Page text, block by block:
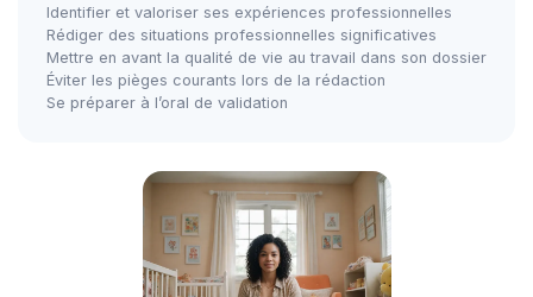
Identifier et valoriser ses expériences professionnelles
Rédiger des situations professionnelles significatives
Mettre en avant la qualité de vie au travail dans son dossier
Éviter les pièges courants lors de la rédaction
Se préparer à l’oral de validation